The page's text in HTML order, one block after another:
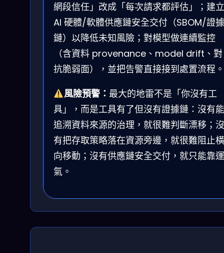
網段信任」改成「每次請求都評估」；建立
AI 硬體/軟體供應鏈安全交付（SBOM/證據
鏈）以降低未知風險；對模型做連續監控
（含資料 provenance、model drift、對
抗脆弱面），並把告警直接接到處置流程。
風險預警： 最大的地雷不是「你沒有工
具」，而是工具有了但沒有證據鏈：沒有能
追溯資料來源的治理，就很難判斷漂移；沒
有把存取策略落在資源旁邊，就很難阻止橫
向移動；沒有供應鏈安全交付，就只能靠運
氣。